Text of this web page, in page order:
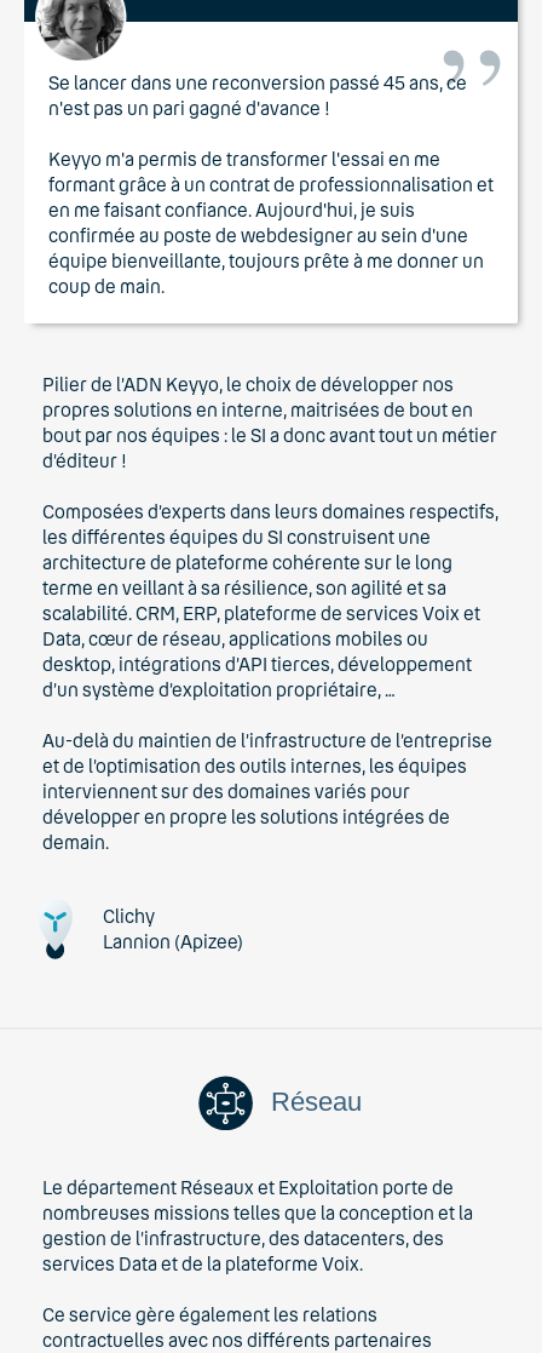
Se lancer dans une reconversion passé 45 ans, ce
n'est pas un pari gagné d'avance !
Keyyo m'a permis de transformer l'essai en me
formant grâce à un contrat de professionnalisation et
en me faisant confiance. Aujourd'hui, je suis
confirmée au poste de webdesigner au sein d'une
équipe bienveillante, toujours prête à me donner un
coup de main.
Pilier de l’ADN Keyyo, le choix de développer nos
propres solutions en interne, maitrisées de bout en
bout par nos équipes : le SI a donc avant tout un métier
d’éditeur !
Composées d’experts dans leurs domaines respectifs,
les différentes équipes du SI construisent une
architecture de plateforme cohérente sur le long
terme en veillant à sa résilience, son agilité et sa
scalabilité. CRM, ERP, plateforme de services Voix et
Data, cœur de réseau, applications mobiles ou
desktop, intégrations d’API tierces, développement
d’un système d’exploitation propriétaire, …
Au-delà du maintien de l’infrastructure de l’entreprise
et de l’optimisation des outils internes, les équipes
interviennent sur des domaines variés pour
développer en propre les solutions intégrées de
demain.
Clichy
Lannion (Apizee)
Réseau
Le département Réseaux et Exploitation porte de
nombreuses missions telles que la conception et la
gestion de l’infrastructure, des datacenters, des
services Data et de la plateforme Voix.
Ce service gère également les relations
contractuelles avec nos différents partenaires